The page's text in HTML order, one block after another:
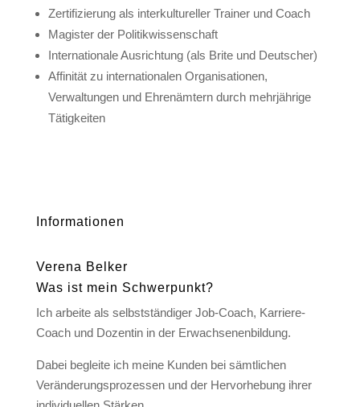
Zertifizierung als interkultureller Trainer und Coach
Magister der Politikwissenschaft
Internationale Ausrichtung (als Brite und Deutscher)
Affinität zu internationalen Organisationen,
Verwaltungen und Ehrenämtern durch mehrjährige
Tätigkeiten
Informationen
Verena Belker
Was ist mein Schwerpunkt?
Ich arbeite als selbstständiger Job-Coach, Karriere-
Coach und Dozentin in der Erwachsenenbildung.
Dabei begleite ich meine Kunden bei sämtlichen
Veränderungsprozessen und der Hervorhebung ihrer